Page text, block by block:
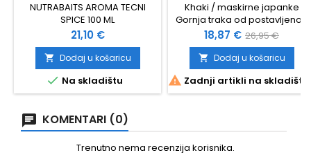
NUTRABAITS AROMA TECNI
SPICE 100 ML
Cijena
21,10 €
 Dodaj u košaricu
 Na skladištu
Khaki / maskirne japanke
Gornja traka od postavljenog
tekstila u jedinstvenom Fox
maskirnom uzorku Oblikovani
sintetički potplat Grip potplat
protiv klizanja Br. 44
Cijena
18,87 € Standardna
cijena
26,95 €
 Dodaj u košaricu
 Zadnji artikli na skladištu
KOMENTARI (0)
Trenutno nema recenzija korisnika.